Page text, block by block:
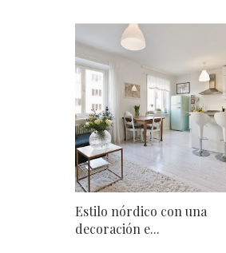
Estilo nórdico con una
decoración e...